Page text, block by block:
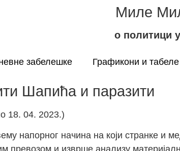
Миле
о политици
забелешке Графикони и табеле
Шапића и паразити
18. 04. 2023.)
напорног начина на који странке и